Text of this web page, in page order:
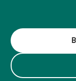
Restaurant La
Bar Brasserie Le
Ker Mayann
Restaurant Les
L'Ambroisie